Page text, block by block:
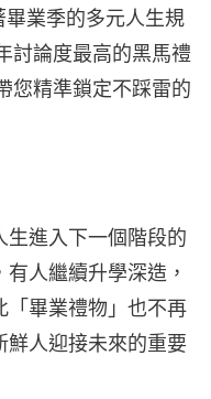
業季的多元人生規
討論度最高的黑馬禮
您精準鎖定不踩雷的
生進入下一個階段的
人繼續升學深造，
「畢業禮物」也不再
鮮人迎接未來的重要